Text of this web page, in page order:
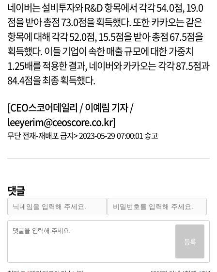
네이버는 설비투자와 R&D 항목에서 각각 54.0점, 19.0
점을 받아 총점 73.0점을 획득했다. 또한 카카오는 같은
항목에 대해 각각 52.0점, 15.5점을 받아 총점 67.5점을
획득했다. 이들 기업이 속한 매출 규모에 대한 가중치
1.25배를 적용한 결과, 네이버와 카카오는 각각 87.5점과
84.4점을 최종 획득했다.
[CEO스코어데일리 / 이예림 기자 /
leeyerim@ceoscore.co.kr]
무단 전재-재배포 금지> 2023-05-29 07:00:01 송고
댓글
등록